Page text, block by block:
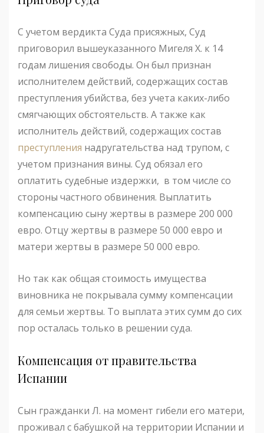
С учетом вердикта Суда присяжных, Суд
приговорил вышеуказанного Мигеля Х. к 14
годам лишения свободы. Он был признан
исполнителем действий, содержащих состав
преступления убийства, без учета каких-либо
смягчающих обстоятельств. А также как
исполнитель действий, содержащих состав
преступления надругательства над трупом, с
учетом признания вины. Суд обязал его
оплатить судебные издержки, в том числе со
стороны частного обвинения. Выплатить
компенсацию сыну жертвы в размере 200 000
евро. Отцу жертвы в размере 50 000 евро и
матери жертвы в размере 50 000 евро.
Но так как общая стоимость имущества
виновника не покрывала сумму компенсации
для семьи жертвы. То выплата этих сумм до сих
пор осталась только в решении суда.
Компенсация от правительства
Испании
Сын гражданки Л. на момент гибели его матери,
проживал с бабушкой на территории Испании и